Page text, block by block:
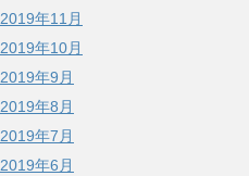
2019年11月
2019年10月
2019年9月
2019年8月
2019年7月
2019年6月